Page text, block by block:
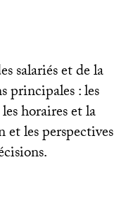
salariés et de la
principales : les
horaires et la
et les perspectives